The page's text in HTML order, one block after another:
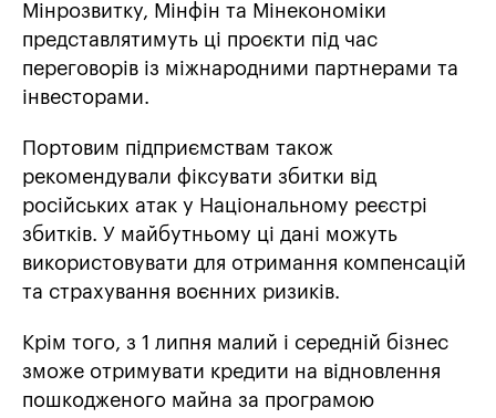
Мінрозвитку, Мінфін та Мінекономіки
представлятимуть ці проєкти під час
переговорів із міжнародними партнерами та
інвесторами.
Портовим підприємствам також
рекомендували фіксувати збитки від
російських атак у Національному реєстрі
збитків. У майбутньому ці дані можуть
використовувати для отримання компенсацій
та страхування воєнних ризиків.
Крім того, з 1 липня малий і середній бізнес
зможе отримувати кредити на відновлення
пошкодженого майна за програмою